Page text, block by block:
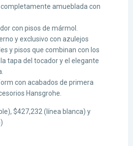
amueblada con
con pisos de mármol.
y exclusivo con azulejos
y pisos que combinan con los
tapa del tocador y el elegante
con acabados de primera
Hansgrohe.
$427,232 (línea blanca) y